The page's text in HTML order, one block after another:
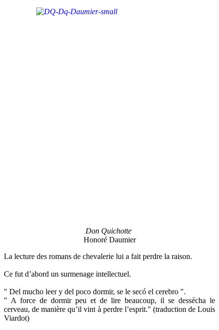
Don Quichotte
Honoré Daumier
La lecture des romans de chevalerie lui a fait perdre la raison.
Ce fut d’abord un surmenage intellectuel.
" Del mucho leer y del poco dormir, se le secó el cerebro ".
" A force de dormir peu et de lire beaucoup, il se dessécha le
cerveau, de manière qu’il vint à perdre l’esprit." (traduction de Louis
Viardot)